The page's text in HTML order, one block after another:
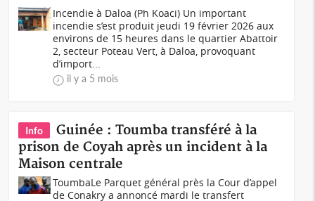
Incendie à Daloa (Ph Koaci) Un important
incendie s’est produit jeudi 19 février 2026 aux
environs de 15 heures dans le quartier Abattoir
2, secteur Poteau Vert, à Daloa, provoquant
d’import...
il y a 5 mois
Info
Guinée : Toumba transféré à la
prison de Coyah après un incident à la
Maison centrale
ToumbaLe Parquet général près la Cour d’appel
de Conakry a annoncé mardi le transfert